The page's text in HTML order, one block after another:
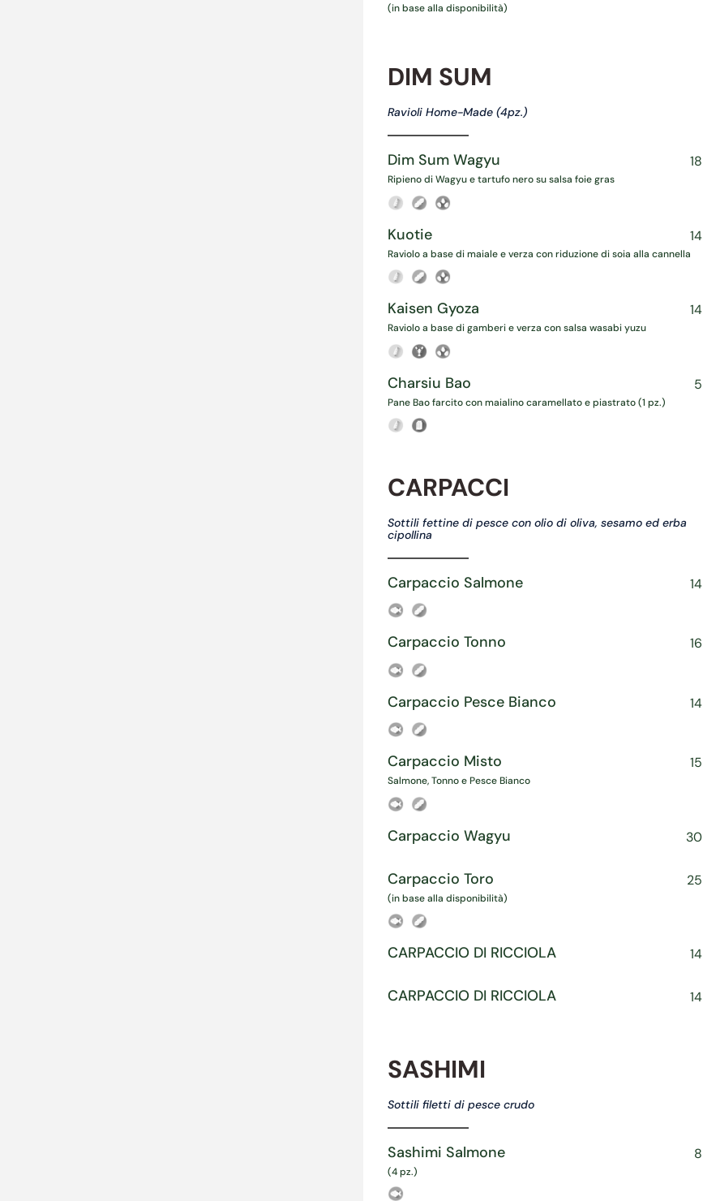
(in base alla disponibilità)
DIM SUM
Ravioli Home-Made (4pz.)
Dim Sum Wagyu 18
Ripieno di Wagyu e tartufo nero su salsa foie gras
Kuotie 14
Raviolo a base di maiale e verza con riduzione di soia alla cannella
Kaisen Gyoza 14
Raviolo a base di gamberi e verza con salsa wasabi yuzu
Charsiu Bao 5
Pane Bao farcito con maialino caramellato e piastrato (1 pz.)
CARPACCI
Sottili fettine di pesce con olio di oliva, sesamo ed erba
cipollina
Carpaccio Salmone 14
Carpaccio Tonno 16
Carpaccio Pesce Bianco 14
Carpaccio Misto 15
Salmone, Tonno e Pesce Bianco
Carpaccio Wagyu 30
Carpaccio Toro 25
(in base alla disponibilità)
CARPACCIO DI RICCIOLA 14
CARPACCIO DI RICCIOLA 14
SASHIMI
Sottili filetti di pesce crudo
Sashimi Salmone 8
(4 pz.)